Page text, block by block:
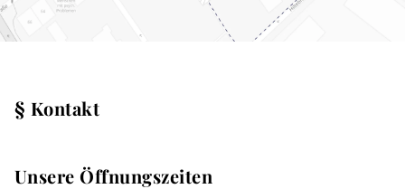
§ Kontakt
Unsere Öffnungszeiten